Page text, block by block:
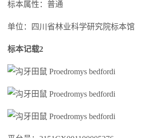
标本属性：普通
单位：四川省林业科学研究院标本馆
标本记载2